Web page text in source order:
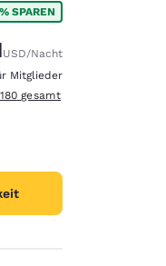
SPAREN
Preis:
Preis:
USD/Nacht
Mitglieder
Gesamtdetails
gesamt